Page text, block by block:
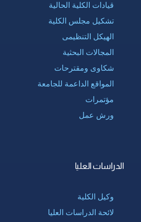
قيادات الكلية الحالية
تشكيل مجلس الكلية
الهيكل التنظيمى
المجالات البحثية
شكاوى ومقترحات
المواقع الداعمة للجامعة
مؤتمرات
ورش عمل
الدراسات العليا
وكيل الكلية
لائحة الدراسات العليا